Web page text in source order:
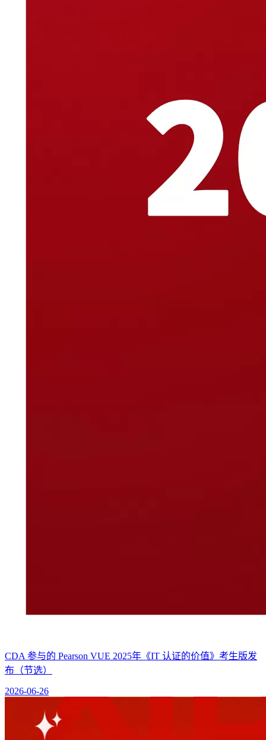
CDA 参与的 Pearson VUE 2025年《IT 认证的价值》考生版发
布（节选）
2026-06-26